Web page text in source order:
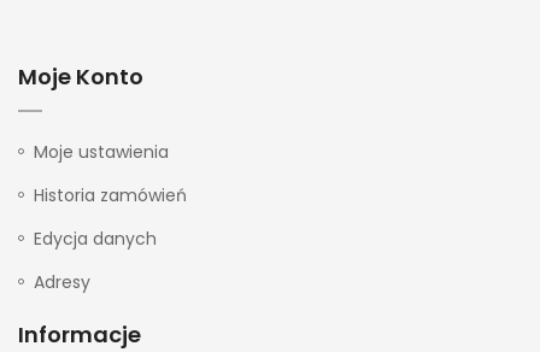
Moje Konto
Moje ustawienia
Historia zamówień
Edycja danych
Adresy
Informacje